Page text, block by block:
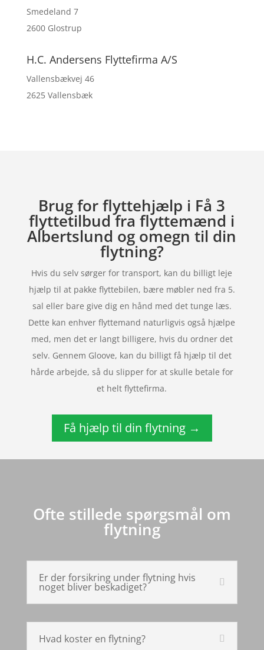
Smedeland 7
2600 Glostrup
H.C. Andersens Flyttefirma A/S
Vallensbækvej 46
2625 Vallensbæk
Brug for flyttehjælp i Få 3
flyttetilbud fra flyttemænd i
Albertslund og omegn til din
flytning?
Hvis du selv sørger for transport, kan du billigt leje
hjælp til at pakke flyttebilen, bære møbler ned fra 5.
sal eller bare give dig en hånd med det tunge læs.
Dette kan enhver flyttemand naturligvis også hjælpe
med, men det er langt billigere, hvis du ordner det
selv. Gennem Gloove, kan du billigt få hjælp til det
hårde arbejde, så du slipper for at skulle betale for
et helt flyttefirma.
Få hjælp til din flytning →
Ofte stillede spørgsmål om
flytning
Er der forsikring under flytning hvis
noget bliver beskadiget?
Hvad koster en flytning?